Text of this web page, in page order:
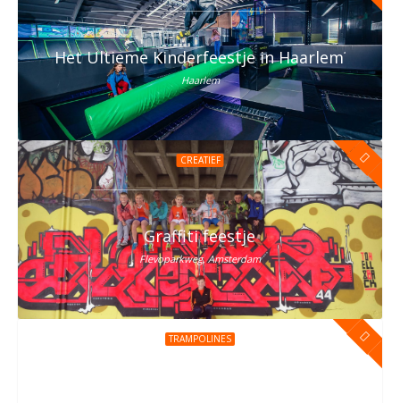
Het Ultieme Kinderfeestje in Haarlem? Vier
Haarlem
CREATIEF
Graffiti feestje
Flevoparkweg, Amsterdam
TRAMPOLINES